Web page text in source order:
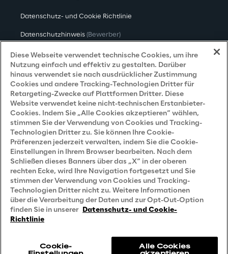
Datenschutz- und Cookie Richtlinie
Datenschutzhinweis (Bewerber)
Datenschutzhinweis(Kunden)
Datenschutzhinweis (Dienstleister)
Datenschutzhinweis (Marketing)
Grundsatzerklärung - LKSG(Deutschland)
Accessibility Statement
Careers
Contacts
Diese Webseite verwendet technische Cookies, um ihre
Nutzung einfach und effektiv zu gestalten. Darüber
hinaus verwendet sie nach ausdrücklicher Zustimmung
Cookies und andere Tracking-Technologien Dritter für
Retargeting-Zwecke auf Plattformen Dritter. Diese
Website verwendet keine nicht-technischen Erstanbieter-
Cookies. Indem Sie „Alle Cookies akzeptieren“ wählen,
stimmen Sie der Verwendung von Cookies und Tracking-
Technologien Dritter zu. Sie können Ihre Cookie-
Präferenzen jederzeit verwalten, indem Sie die Cookie-
Einstellungen in Ihrem Browser bearbeiten. Nach dem
Schließen dieses Banners über das „X“ in der oberen
rechten Ecke, wird Ihre Navigation fortgesetzt und Sie
stimmen der Verwendung von Cookies und Tracking-
Technologien Dritter nicht zu. Weitere Informationen
über die Verarbeitung der Daten und zur Opt-Out-Option
finden Sie in unserer Datenschutz- und Cookie-
Richtlinie
Cookie-
Alle Cookies